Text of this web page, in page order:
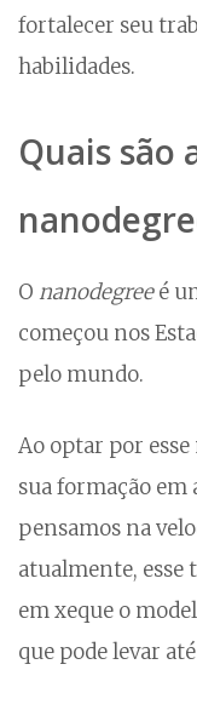
fortalecer seu
habilidades.
Quais são
O nanodegreeé
começou nos
pelo mundo.
Ao optar por
sua formação em
pensamos na
atualmente, esse
em xeque o
que pode levar